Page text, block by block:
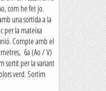
com he fet jo.
una sortida a la
per la mateixa
Compte amb el
6a (Ao / V)
sortit per la variant
verd. Sortim